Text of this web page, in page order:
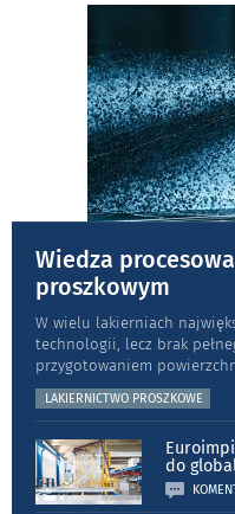
Wiedza
proszkowym
W wielu lakierniach
technologii, lecz brak
przygotowaniem
LAKIERNICTWO PROSZKOWE
do